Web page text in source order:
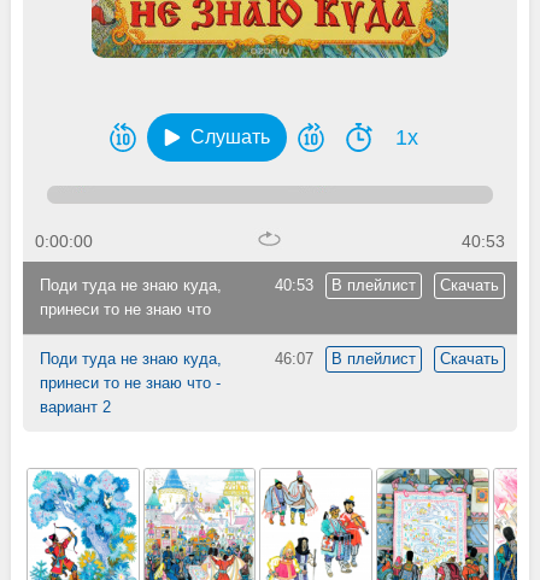
Слушать 1x
0:00:00 40:53
40:53 В плейлист Скачать
Поди туда не знаю куда,
принеси то не знаю что
46:07 В плейлист Скачать
Поди туда не знаю куда,
принеси то не знаю что -
вариант 2